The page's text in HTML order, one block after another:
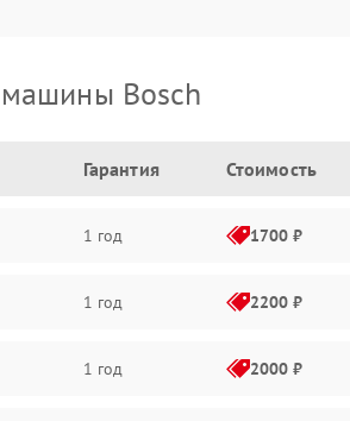
Bosch
Гарантия Стоимость
1 год 1700 ₽
1 год 2200 ₽
1 год 2000 ₽